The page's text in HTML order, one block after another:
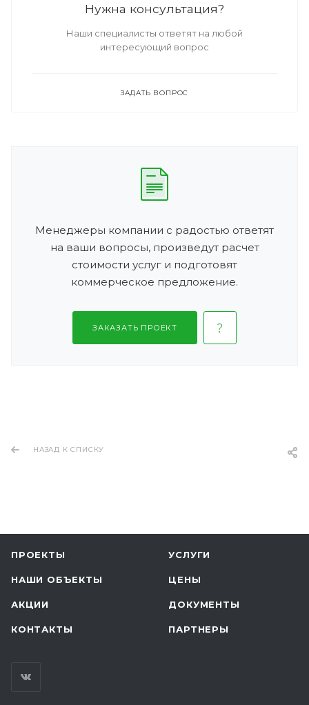
Нужна консультация?
Наши специалисты ответят на любой
интересующий вопрос
ЗАДАТЬ ВОПРОС
Менеджеры компании с радостью ответят
на ваши вопросы, произведут расчет
стоимости услуг и подготовят
коммерческое предложение.
ЗАКАЗАТЬ ПРОЕКТ
НАЗАД К СПИСКУ
ПРОЕКТЫ УСЛУГИ
НАШИ ОБЪЕКТЫ ЦЕНЫ
АКЦИИ ДОКУМЕНТЫ
КОНТАКТЫ ПАРТНЕРЫ